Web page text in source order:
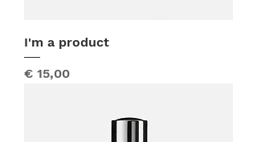
I'm a product
Prijs
€ 15,00